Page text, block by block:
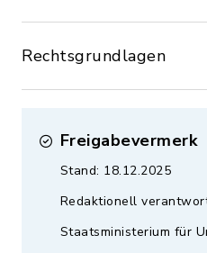
Rechtsgrundlagen
Freigabevermerk
Stand: 18.12.2025
Redaktionell
Staatsministerium für